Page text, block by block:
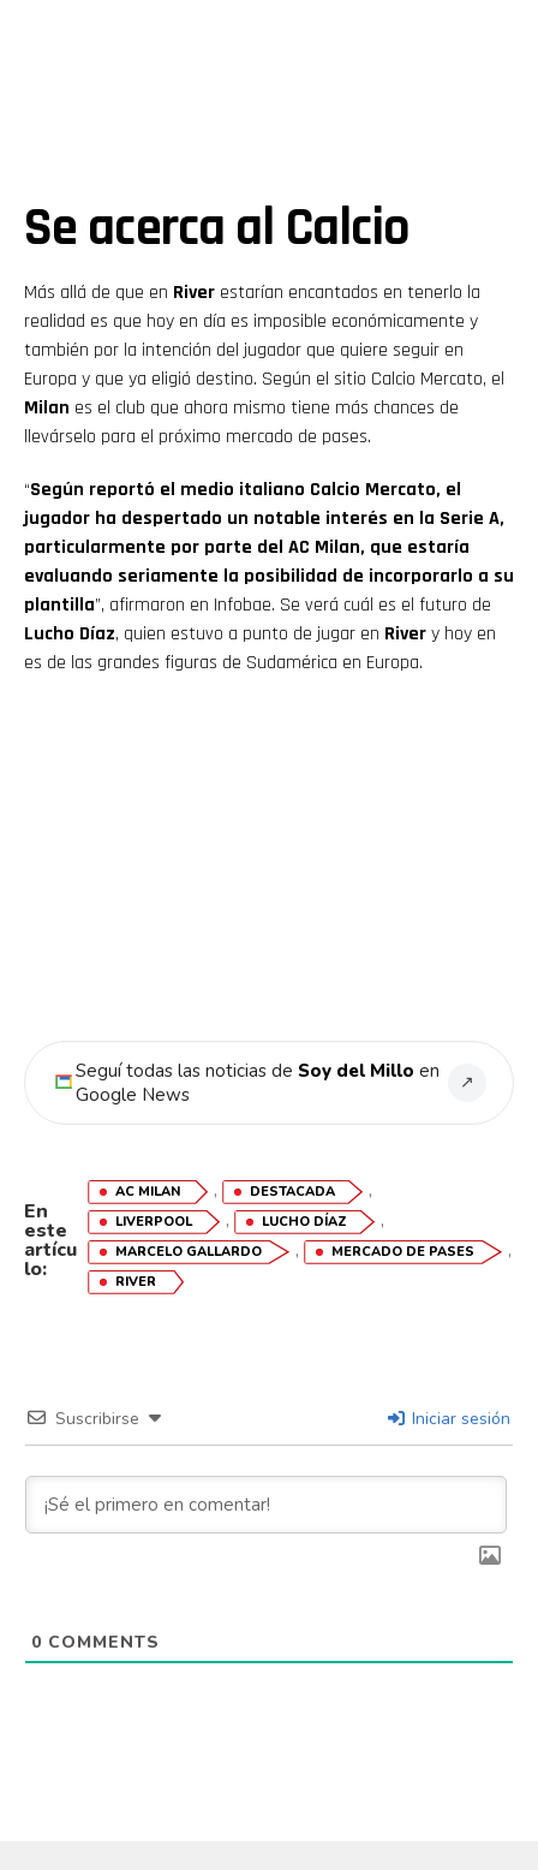
Se acerca al Calcio
Más allá de que en River estarían encantados en tenerlo la
realidad es que hoy en día es imposible económicamente y
también por la intención del jugador que quiere seguir en
Europa y que ya eligió destino. Según el sitio Calcio Mercato, el
Milan es el club que ahora mismo tiene más chances de
llevárselo para el próximo mercado de pases.
“Según reportó el medio italiano Calcio Mercato, el
jugador ha despertado un notable interés en la Serie A,
particularmente por parte del AC Milan, que estaría
evaluando seriamente la posibilidad de incorporarlo a su
plantilla”, afirmaron en Infobae. Se verá cuál es el futuro de
Lucho Díaz, quien estuvo a punto de jugar en Rivery hoy en
es de las grandes figuras de Sudamérica en Europa.
Seguí todas las noticias de Soy del Millo en
Google News
↗
En
este
artícu
lo:
AC MILAN , DESTACADA ,
LIVERPOOL , LUCHO DÍAZ ,
MARCELO GALLARDO , MERCADO DE PASES ,
RIVER
Suscribirse Iniciar sesión
0 COMMENTS